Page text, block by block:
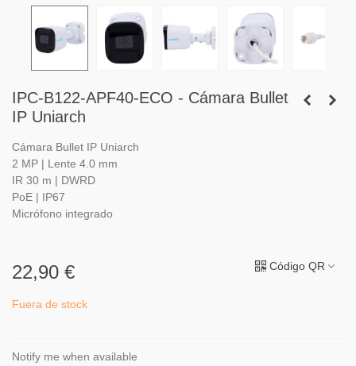
IPC-B122-APF40-ECO - Cámara Bullet
IP Uniarch
Cámara Bullet IP Uniarch
2 MP | Lente 4.0 mm
IR 30 m | DWRD
PoE | IP67
Micrófono integrado
22,90 € Código QR
Fuera de stock
Notify me when available